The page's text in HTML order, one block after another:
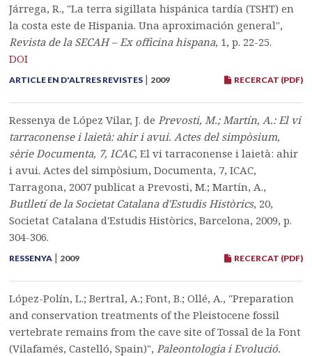
Járrega, R., "La terra sigillata hispánica tardía (TSHT) en
la costa este de Hispania. Una aproximación general",
Revista de la SECAH – Ex officina hispana, 1, p. 22-25.
DOI
RECERCAT (PDF)
ARTICLE EN D'ALTRES REVISTES | 2009
Ressenya de López Vilar, J. dePrevosti, M.; Martín, A.: El vi
tarraconense i laietà: ahir i avui. Actes del simpòsium,
sèrie Documenta, 7, ICAC, El vi tarraconense i laietà: ahir
i avui. Actes del simpòsium, Documenta, 7, ICAC,
Tarragona, 2007 publicat a Prevosti, M.; Martín, A.,
Butlletí de la Societat Catalana d'Estudis Històrics, 20,
Societat Catalana d'Estudis Històrics, Barcelona, 2009, p.
304-306.
RECERCAT (PDF)
RESSENYA | 2009
López-Polín, L.; Bertral, A.; Font, B.; Ollé, A., "Preparation
and conservation treatments of the Pleistocene fossil
vertebrate remains from the cave site of Tossal de la Font
(Vilafamés, Castelló, Spain)",Paleontologia i Evolució.